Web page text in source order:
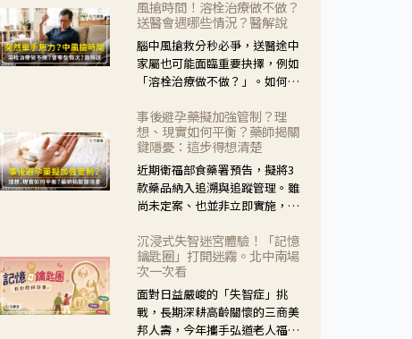
產業協會 提出「非處方藥正確使
用」與「藥師給力」，鼓勵民眾
建立安全且正確的自我照護習
慣。
風搶時間！溶栓治療做不做？
送醫會遇哪些情況？醫解說
腦中風搶救分秒必爭，送醫途中
家屬也可能面臨重要抉擇，例如
「溶栓治療做不做？」。如何搶
會理事長陳龍醫師解說！
事後避孕藥擬加強管制？理
想、現實如何平衡？藥師揭關
鍵隱憂：這步得想清楚
近期衛福部食藥署預告，擬將3
款藥品納入追溯與追蹤管理。雖
尚未定案、也並非立即實施，不
人杰藥師表示，這三款藥物目
的、作用、風險各有不同，管制
與否所帶來的後許影響也不同，
可先了解其特性。
沉浸式失智迷宮體驗！「記憶
鑰匙圈」打開迷霧。北中南場
次一次看
面對日益嚴峻的「失智症」挑
戰，長期深耕高齡關懷的三商美
邦人壽，今年攜手弘道老人福利